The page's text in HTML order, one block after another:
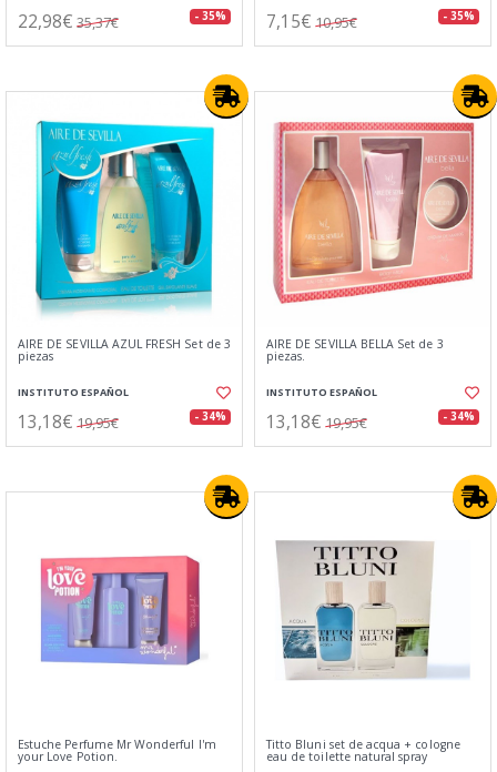
22,98€ 35,37€ - 35% 7,15€ 10,95€ - 35%
AIRE DE SEVILLA AZUL FRESH Set de 3
piezas
INSTITUTO ESPAÑOL
13,18€ 19,95€ - 34%
AIRE DE SEVILLA BELLA Set de 3
piezas.
INSTITUTO ESPAÑOL
13,18€ 19,95€ - 34%
Estuche Perfume Mr Wonderful I'm
your Love Potion.
Titto Bluni set de acqua + cologne
eau de toilette natural spray